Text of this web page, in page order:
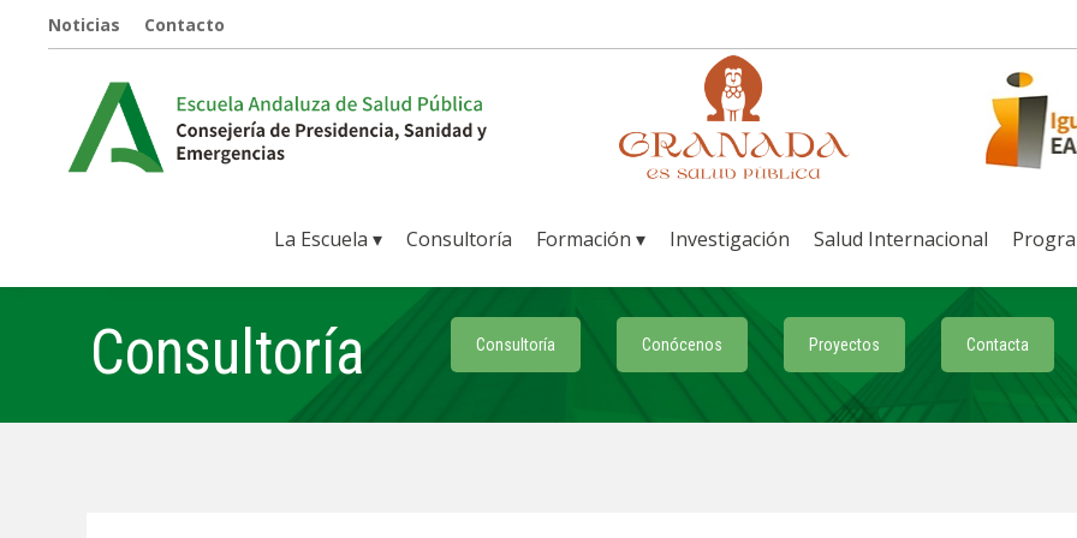
Noticias Contacto
La Escuela ▾ Consultoría Formación ▾ Investigación Salud Internacional
Consultoría Consultoría Conócenos Proyectos Contacta